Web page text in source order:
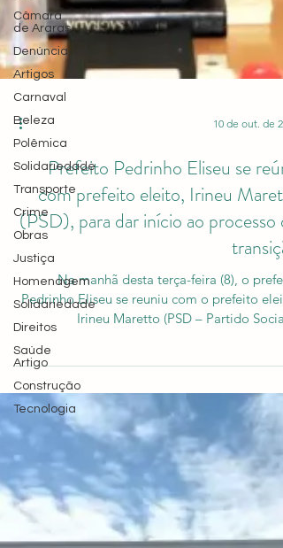
Câmara
de Araras
Denúncia
Artigos
Carnaval
Beleza
Polêmica
Solidariedade
Transporte
Crime
Obras
Justiça
Homenagem
Solidariedade
Direitos
Saúde
Artigo
Construção
Tecnologia
10 de out. de
Prefeito Pedrinho Eliseu se
com prefeito eleito, Irineu
(PSD), para dar início ao processo
Na manhã desta terça-feira (8), o